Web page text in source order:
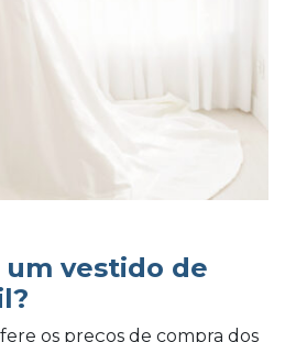
vestido de
os preços de compra dos